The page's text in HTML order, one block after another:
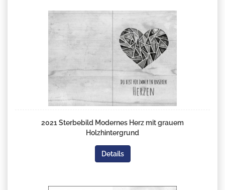
2021 Sterbebild Modernes Herz mit grauem
Holzhintergrund
Details